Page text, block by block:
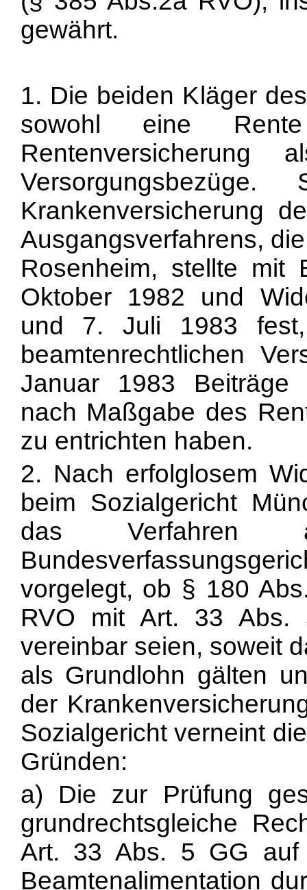
gewährt.
1. Die beiden Kläger
sowohl eine
Rentenversicherung
Krankenversicherung
Ausgangsverfahrens,
Rosenheim, stellte mit
Oktober 1982 und
und 7. Juli 1983
beamtenrechtlichen
Januar 1983 Beiträge
nach Maßgabe des
zu entrichten haben.
2. Nach erfolglosem
beim Sozialgericht
das Verfahren
vorgelegt, ob § 180
RVO mit Art. 33
vereinbar seien, soweit
als Grundlohn gälten
der
Sozialgericht verneint
Gründen:
a) Die zur Prüfung
grundrechtsgleiche
Art. 33 Abs. 5 GG auf
Beamtenalimentation